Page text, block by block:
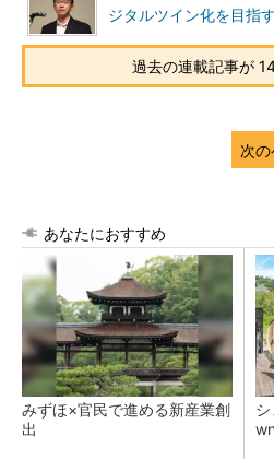
ジタルツイン化を目指
過去の連載記事が
次
あなたにおすすめ
みずほ×官民で進める新産業創
出